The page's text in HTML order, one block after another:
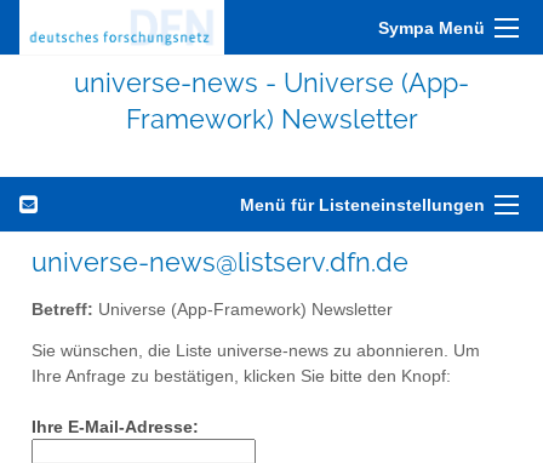
Sympa Menü
universe-news - Universe (App-
Framework) Newsletter
Menü für Listeneinstellungen
universe-news@listserv.dfn.de
Betreff: Universe (App-Framework) Newsletter
Sie wünschen, die Liste universe-news zu abonnieren. Um
Ihre Anfrage zu bestätigen, klicken Sie bitte den Knopf:
Ihre E-Mail-Adresse: